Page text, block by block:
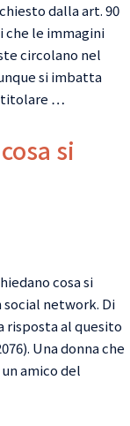
dalla art. 90
le immagini
circolano nel
si imbatta
titolare …
si
cosa si
social network. Di
risposta al quesito
Una donna che
amico del